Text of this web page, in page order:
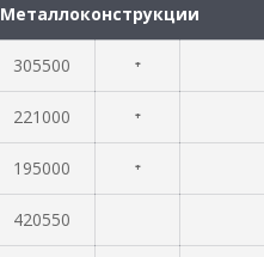
Металлоконструкции
305500 ⁺
221000 ⁺
195000 ⁺
420550